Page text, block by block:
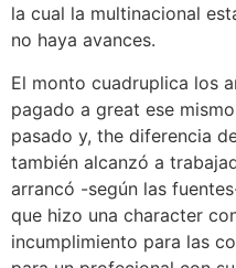
la cual la multinacional
no haya avances.
El monto cuadruplica los
pagado a great ese
pasado y, the diferencia
también alcanzó a
arrancó -según las
que hizo una character
incumplimiento para las